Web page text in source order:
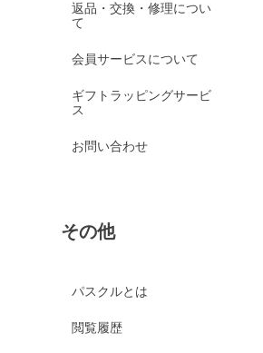
返品・交換・修理につい
て
会員サービスについて
ギフトラッピングサービ
ス
お問い合わせ
その他
パスクルとは
閲覧履歴